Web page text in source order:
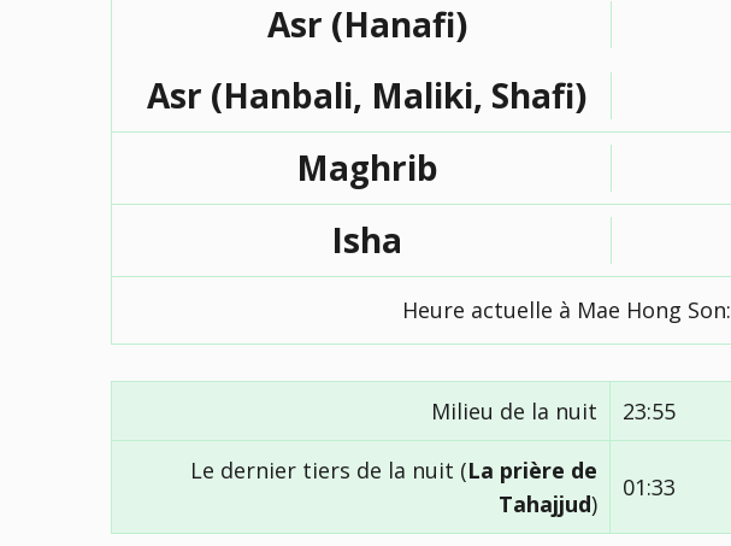
Asr (Hanafi)
Asr (Hanbali, Maliki, Shafi)
Maghrib
Isha
Heure actuelle à Mae Hong Son:
Milieu de la nuit 23:55
Le dernier tiers de la nuit (La prière de
Tahajjud)
01:33